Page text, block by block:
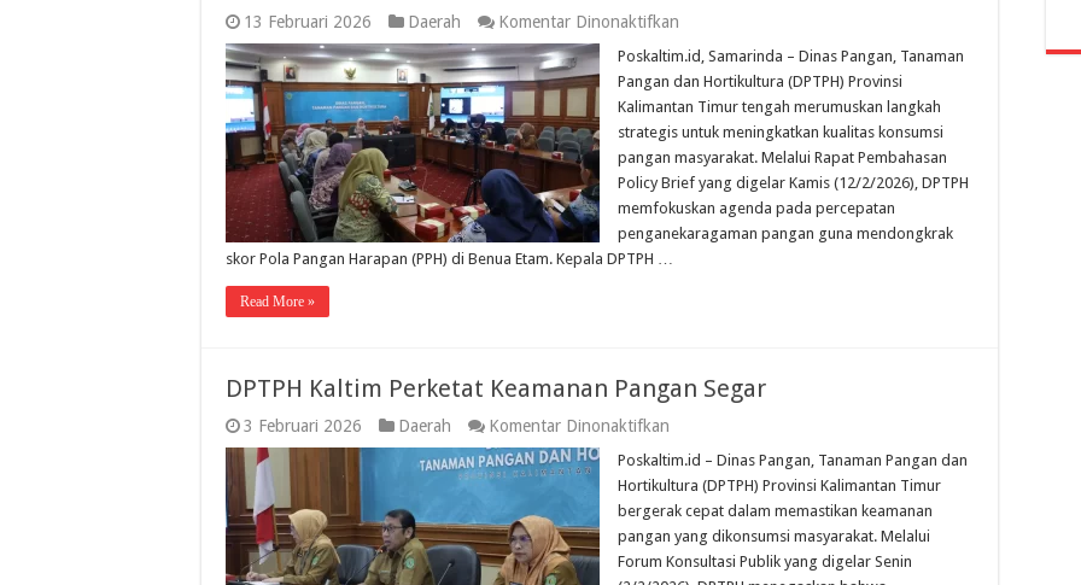
13 Februari 2026 Daerah Komentar Dinonaktifkan
Skor
Ideal
100,
DPTPH
Kaltim
Pacu
Diversifikasi
Pangan
Berbasis
Sumber
Poskaltim.id, Samarinda – Dinas Pangan, Tanaman
Pangan dan Hortikultura (DPTPH) Provinsi
Kalimantan Timur tengah merumuskan langkah
strategis untuk meningkatkan kualitas konsumsi
pangan masyarakat. Melalui Rapat Pembahasan
Policy Brief yang digelar Kamis (12/2/2026), DPTPH
memfokuskan agenda pada percepatan
penganekaragaman pangan guna mendongkrak
skor Pola Pangan Harapan (PPH) di Benua Etam. Kepala DPTPH …
Read More »
DPTPH Kaltim Perketat Keamanan Pangan Segar
3 Februari 2026 Daerah Komentar Dinonaktifkan
Kaltim
Perketat
Keamanan
Pangan
Segar
Poskaltim.id – Dinas Pangan, Tanaman Pangan dan
Hortikultura (DPTPH) Provinsi Kalimantan Timur
bergerak cepat dalam memastikan keamanan
pangan yang dikonsumsi masyarakat. Melalui
Forum Konsultasi Publik yang digelar Senin